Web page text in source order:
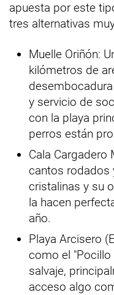
apuesta por este
tres alternativas
Muelle Oriñón:
kilómetros de
y servicio de
con la playa
perros están
Cala Cargadero
cantos rodados
cristalinas y su
la hacen
año.
Playa Arcisero
como el "Pocillo
salvaje,
acceso algo